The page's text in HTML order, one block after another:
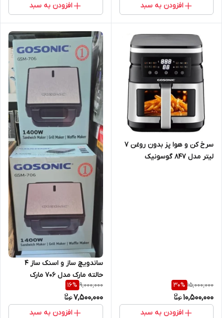
افزودن به سبد افزودن به سبد
سرخ کن و هوا پز بدون روغن ۷
لیتر مدل ۸۴۷ گوسونیک
15,000,000
30%
10,500,000
افزودن به سبد
ساندویچ ساز و اسنک ساز 4
حالته مارک مدل ۷۰۶ مارک
گوسونیک
9,000,000
16%
7,500,000
افزودن به سبد